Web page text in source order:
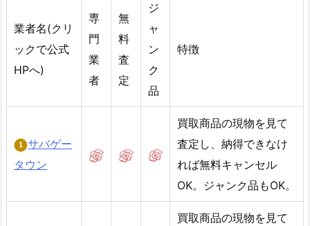
業者名(クリ
ックで公式
HPへ)
専
門
業
者
無
料
査
定
ジ
ャ
ン
ク
品
特徴
サバゲー
タウン
買取商品の現物を見て
査定し、納得できなけ
れば無料キャンセル
OK。ジャンク品もOK。
買取商品の現物を見て